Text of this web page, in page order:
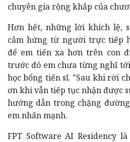
chuyên gia rộng khắp của
Hơn hết, những lời khích lệ,
cảm hứng từ người trực tiếp
để em tiến xa hơn trên con
trước đó em chưa từng nghĩ
học bổng tiến sĩ. "Sau khi rời
ơn khi vẫn tiếp tục nhận được
hướng dẫn trong chặng
em nhấn mạnh.
FPT Software AI Residency